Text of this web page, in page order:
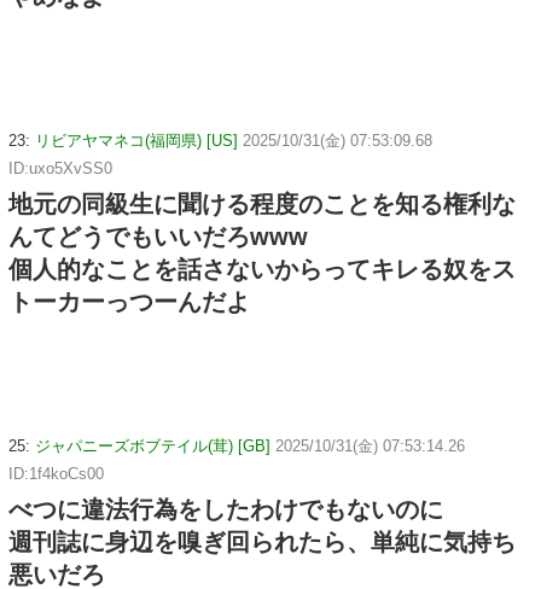
23: リビアヤマネコ(福岡県) [US] 2025/10/31(金) 07:53:09.68
ID:uxo5XvSS0
地元の同級生に聞ける程度のことを知る権利な
んてどうでもいいだろwww
個人的なことを話さないからってキレる奴をス
トーカーっつーんだよ
25: ジャパニーズボブテイル(茸) [GB] 2025/10/31(金) 07:53:14.26
ID:1f4koCs00
べつに違法行為をしたわけでもないのに
週刊誌に身辺を嗅ぎ回られたら、単純に気持ち
悪いだろ